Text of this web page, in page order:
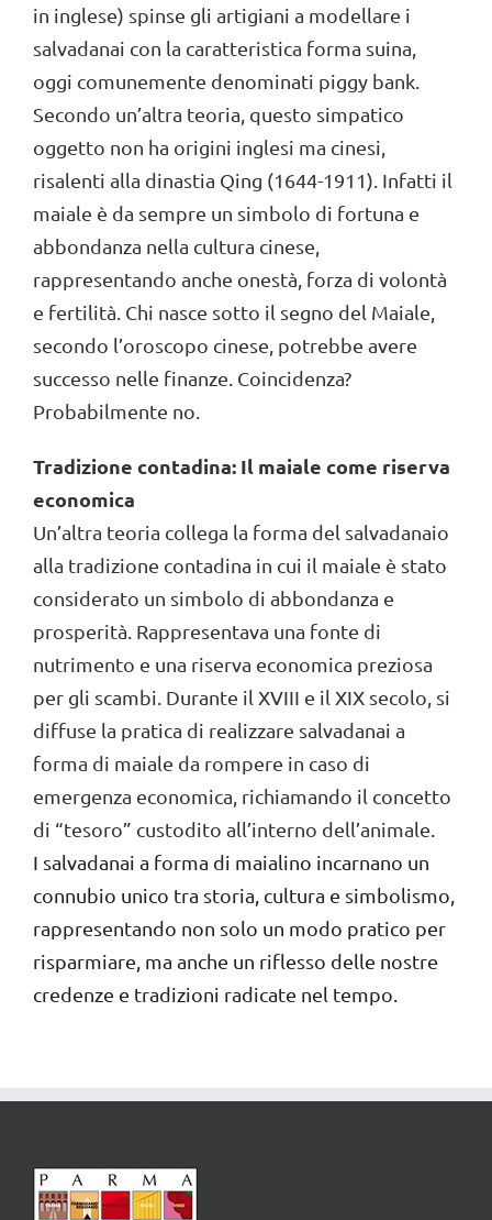
in inglese) spinse gli artigiani a modellare i
salvadanai con la caratteristica forma suina,
oggi comunemente denominati piggy bank.
Secondo un’altra teoria, questo simpatico
oggetto non ha origini inglesi ma cinesi,
risalenti alla dinastia Qing (1644-1911). Infatti il
maiale è da sempre un simbolo di fortuna e
abbondanza nella cultura cinese,
rappresentando anche onestà, forza di volontà
e fertilità. Chi nasce sotto il segno del Maiale,
secondo l’oroscopo cinese, potrebbe avere
successo nelle finanze. Coincidenza?
Probabilmente no.
Tradizione contadina: Il maiale come riserva
economica
Un’altra teoria collega la forma del salvadanaio
alla tradizione contadina in cui il maiale è stato
considerato un simbolo di abbondanza e
prosperità. Rappresentava una fonte di
nutrimento e una riserva economica preziosa
per gli scambi. Durante il XVIII e il XIX secolo, si
diffuse la pratica di realizzare salvadanai a
forma di maiale da rompere in caso di
emergenza economica, richiamando il concetto
di “tesoro” custodito all’interno dell’animale.
I salvadanai a forma di maialino incarnano un
connubio unico tra storia, cultura e simbolismo,
rappresentando non solo un modo pratico per
risparmiare, ma anche un riflesso delle nostre
credenze e tradizioni radicate nel tempo.